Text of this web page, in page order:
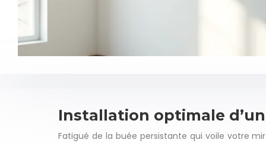
Installation optimale
Fatigué de la buée persistante qui voile votre